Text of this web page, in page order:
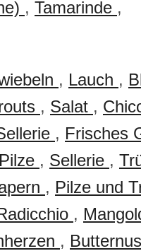
, Tamarinde ,
, Lauch ,
, Salat ,
, Frisches
Pilze , Sellerie ,
, Pilze und
,
,